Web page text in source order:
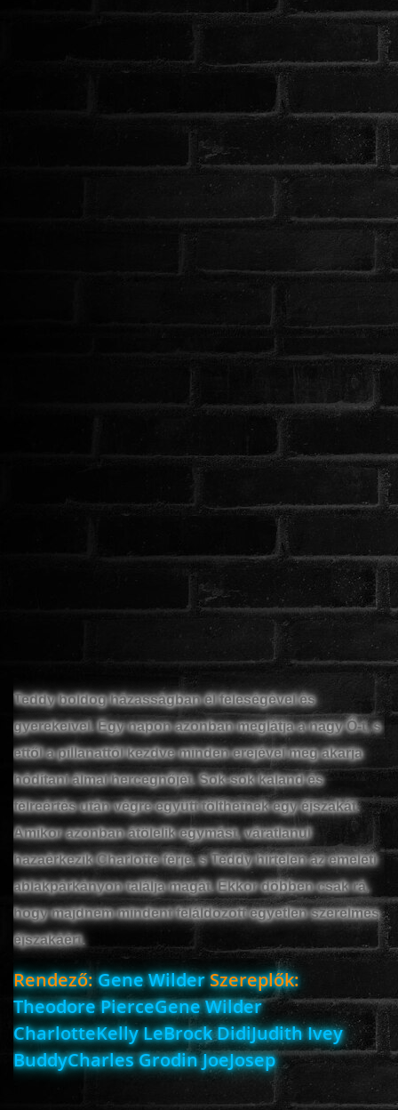
Teddy boldog házasságban él feleségével és
gyerekeivel. Egy napon azonban meglátja a nagy Ő-t, s
ettől a pillanattól kezdve minden erejével meg akarja
hódítani álmai hercegnőjét. Sok-sok kaland és
félreértés után végre együtt tölthetnek egy éjszakát.
Amikor azonban átölelik egymást, váratlanul
hazaérkezik Charlotte férje, s Teddy hirtelen az emeleti
ablakpárkányon találja magát. Ekkor döbben csak rá,
hogy majdnem mindent feláldozott egyetlen szerelmes
éjszakáért.
Rendező:Gene WilderSzereplők:
Theodore PierceGene Wilder
CharlotteKelly LeBrock DidiJudith Ivey
BuddyCharles Grodin JoeJosep